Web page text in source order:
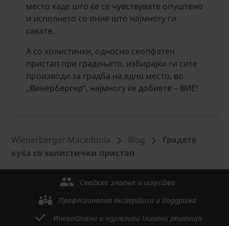
место каде што ќе се чувствувате опуштено
и исполнето со оние што најмногу ги
сакате.
А со холистички, односно сеопфатен
пристап при градењето, избирајќи ги сите
производи за градба на едно место, во
„Винербергер“, најмногу ќе добиете – ВИЕ!
Wienerberger Macedonia Blog
Градете
куќа со холистички пристап
Светско знаење и искуство
Професионална експертиза и поддршка
Иновативни и одржливи глинени решенија